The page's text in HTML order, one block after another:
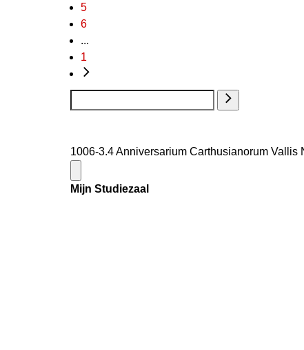
5
6
...
1
1006-3.4 Anniversarium Carthusianorum
Mijn Studiezaal